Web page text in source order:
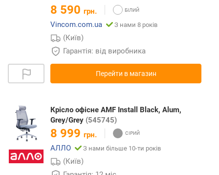
8 590 грн.
Vincom.com.ua
З нами 8 років
(Київ)
Гарантія: від виробника
Перейти в магазин
Крісло офісне AMF Install Black, Alum,
Grey/Grey (545745)
8 999 грн.
АЛЛО
З нами більше 10-ти років
(Київ)